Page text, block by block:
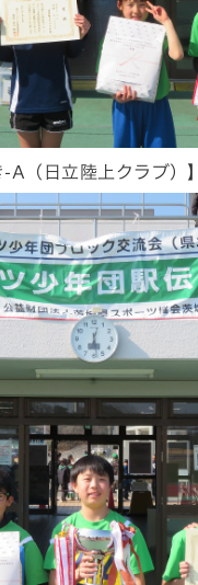
（日立陸上クラブ）】